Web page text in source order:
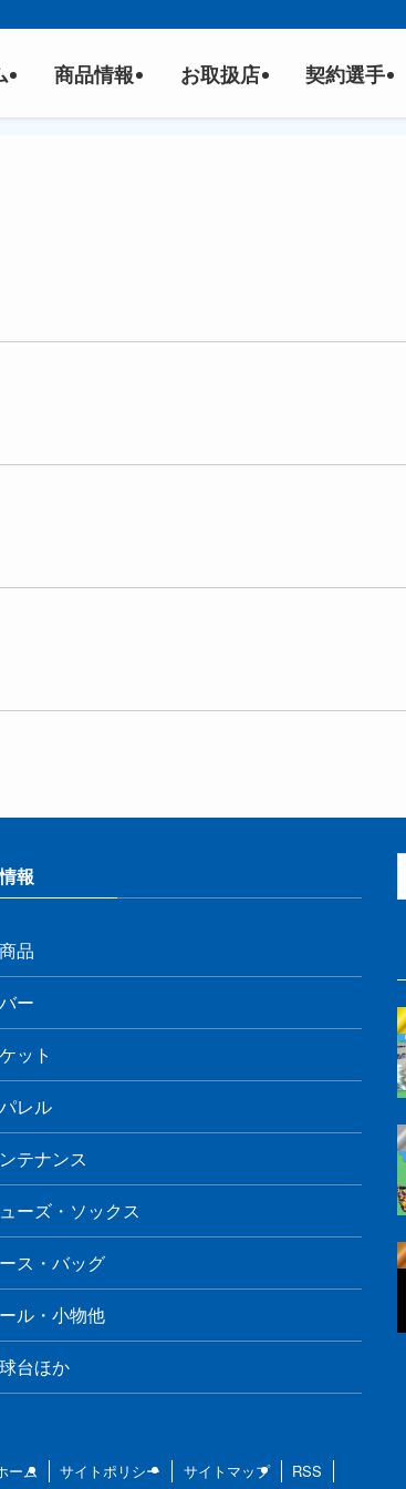
商品情報 お取扱店 契約選手
報
品
ー
ット
レル
テナンス
ーズ・ソックス
ス・バッグ
ル・小物他
台ほか
ーム サイトポリシー サイトマップ RSS